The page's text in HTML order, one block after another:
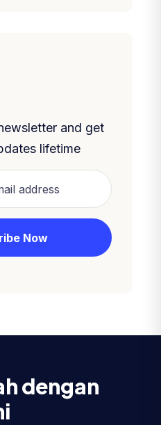
and get
lifetime
dengan